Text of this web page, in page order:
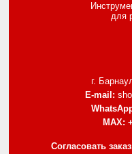
для
г.
E-mail:
MAX:
Согласовать